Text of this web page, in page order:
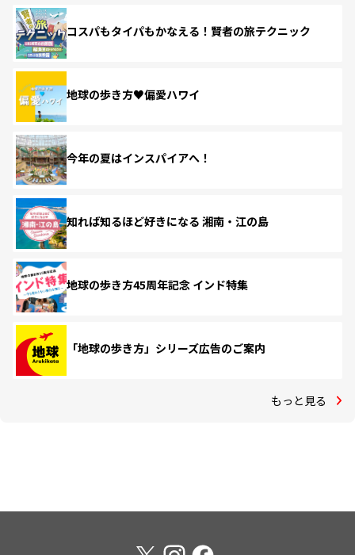
コスパもタイパもかなえる！賢者の旅テクニック
地球の歩き方♥偏愛ハワイ
今年の夏はインスパイアへ！
知れば知るほど好きになる 湘南・江の島
地球の歩き方45周年記念 インド特集
「地球の歩き方」シリーズ広告のご案内
もっと見る